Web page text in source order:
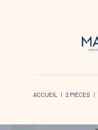
ACCUEIL 2 PIÈCES